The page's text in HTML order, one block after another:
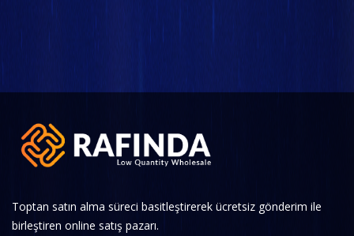
Toptan satın alma süreci basitleştirerek ücretsiz gönderim ile
birleştiren online satış pazarı.